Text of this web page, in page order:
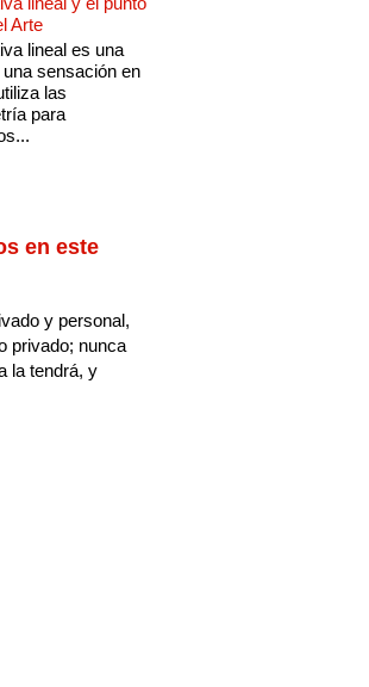
Arte
lineal es una
sensación en
las
para
en este
y personal,
privado; nunca
la tendrá, y